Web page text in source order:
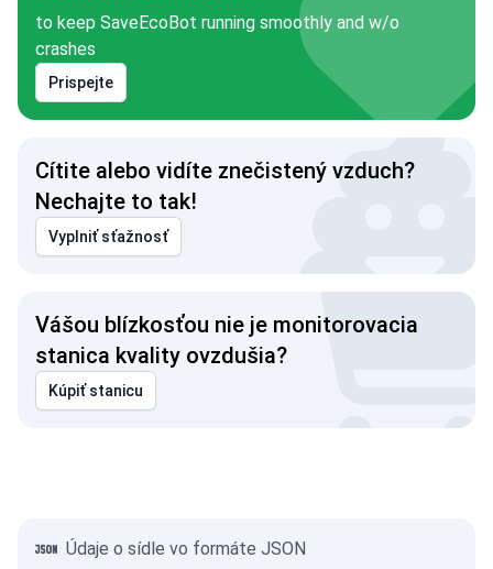
to keep SaveEcoBot running smoothly and w/o
crashes
Prispejte
Cítite alebo vidíte znečistený vzduch?
Nechajte to tak!
Vyplniť sťažnosť
Vášou blízkosťou nie je monitorovacia
stanica kvality ovzdušia?
Kúpiť stanicu
Údaje o sídle vo formáte JSON